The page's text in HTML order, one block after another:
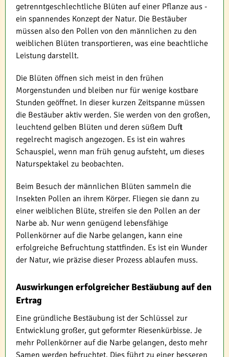
getrenntgeschlechtliche Blüten auf einer Pflanze aus -
ein spannendes Konzept der Natur. Die Bestäuber
müssen also den Pollen von den männlichen zu den
weiblichen Blüten transportieren, was eine beachtliche
Leistung darstellt.
Die Blüten öffnen sich meist in den frühen
Morgenstunden und bleiben nur für wenige kostbare
Stunden geöffnet. In dieser kurzen Zeitspanne müssen
die Bestäuber aktiv werden. Sie werden von den großen,
leuchtend gelben Blüten und deren süßem Duft
regelrecht magisch angezogen. Es ist ein wahres
Schauspiel, wenn man früh genug aufsteht, um dieses
Naturspektakel zu beobachten.
Beim Besuch der männlichen Blüten sammeln die
Insekten Pollen an ihrem Körper. Fliegen sie dann zu
einer weiblichen Blüte, streifen sie den Pollen an der
Narbe ab. Nur wenn genügend lebensfähige
Pollenkörner auf die Narbe gelangen, kann eine
erfolgreiche Befruchtung stattfinden. Es ist ein Wunder
der Natur, wie präzise dieser Prozess ablaufen muss.
Auswirkungen erfolgreicher Bestäubung auf den
Ertrag
Eine gründliche Bestäubung ist der Schlüssel zur
Entwicklung großer, gut geformter Riesenkürbisse. Je
mehr Pollenkörner auf die Narbe gelangen, desto mehr
Samen werden befruchtet. Dies führt zu einer besseren